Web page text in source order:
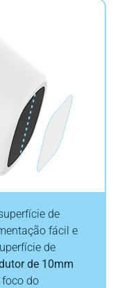
de
fácil e
de
de 10mm
do